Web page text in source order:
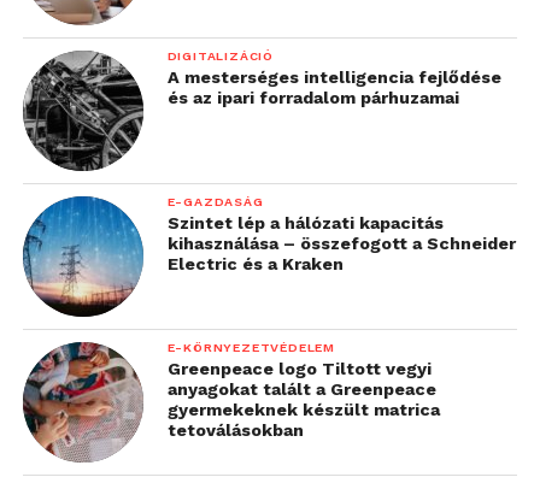
DIGITALIZÁCIÓ
A mesterséges intelligencia fejlődése
és az ipari forradalom párhuzamai
E-GAZDASÁG
Szintet lép a hálózati kapacitás
kihasználása – összefogott a Schneider
Electric és a Kraken
E-KÖRNYEZETVÉDELEM
Greenpeace logo Tiltott vegyi
anyagokat talált a Greenpeace
gyermekeknek készült matrica
tetoválásokban